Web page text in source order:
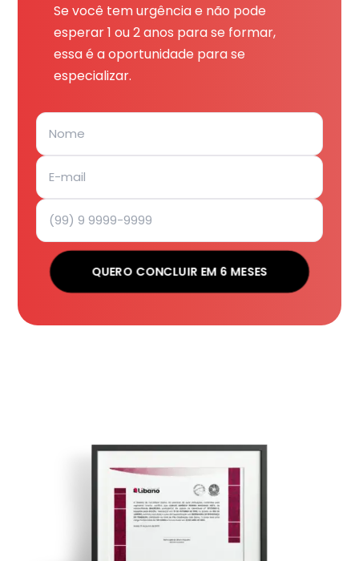
Se você tem urgência e não pode
esperar 1 ou 2 anos para se formar,
essa é a oportunidade para se
especializar.
QUERO CONCLUIR EM 6 MESES